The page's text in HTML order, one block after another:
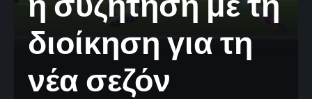
διοίκηση για τη
νέα σεζόν